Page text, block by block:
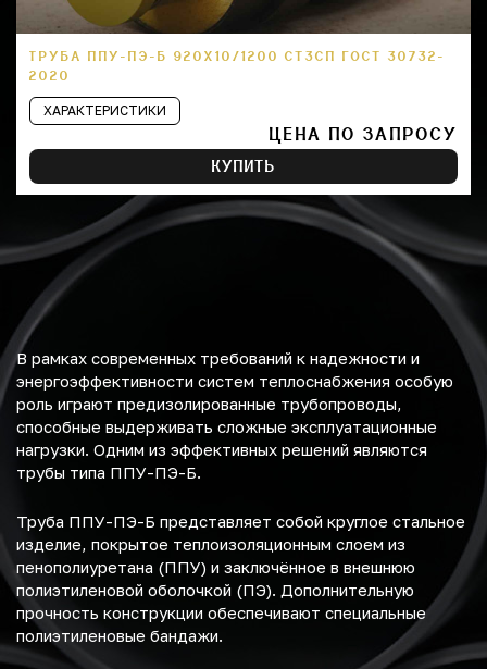
ТРУБА ППУ-ПЭ-Б 920Х10/1200 СТ3СП ГОСТ 30732-
2020
ХАРАКТЕРИСТИКИ
ЦЕНА ПО ЗАПРОСУ
КУПИТЬ
В рамках современных требований к надежности и
энергоэффективности систем теплоснабжения особую
роль играют предизолированные трубопроводы,
способные выдерживать сложные эксплуатационные
нагрузки. Одним из эффективных решений являются
трубы типа ППУ-ПЭ-Б.
Труба ППУ-ПЭ-Б представляет собой круглое стальное
изделие, покрытое теплоизоляционным слоем из
пенополиуретана (ППУ) и заключённое в внешнюю
полиэтиленовой оболочкой (ПЭ). Дополнительную
прочность конструкции обеспечивают специальные
полиэтиленовые бандажи.